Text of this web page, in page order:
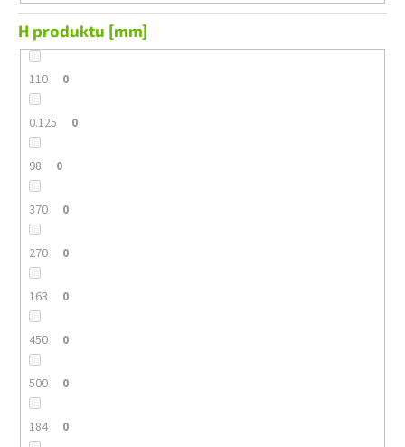
H produktu [mm]
110 0
0.125 0
98 0
370 0
270 0
163 0
450 0
500 0
184 0